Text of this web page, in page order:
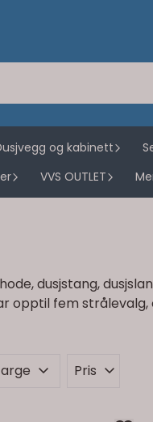
og kabinett
VVS OUTLET
dusjstang,
opptil fem
Pris